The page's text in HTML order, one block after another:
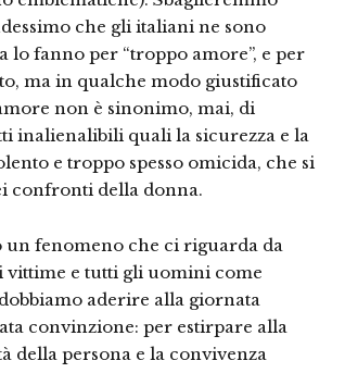
che gli italiani ne sono
fanno per “troppo amore”, e per
ma in qualche modo giustificato
non è sinonimo, mai, di
inalienalibili quali la sicurezza e la
e troppo spesso omicida, che si
confronti della donna.
fenomeno che ci riguarda da
vittime e tutti gli uomini come
aderire alla giornata
convinzione: per estirpare alla
della persona e la convivenza